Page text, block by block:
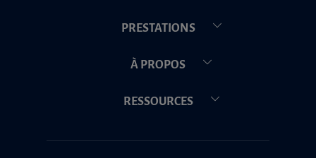
PRESTATIONS
À PROPOS
RESSOURCES